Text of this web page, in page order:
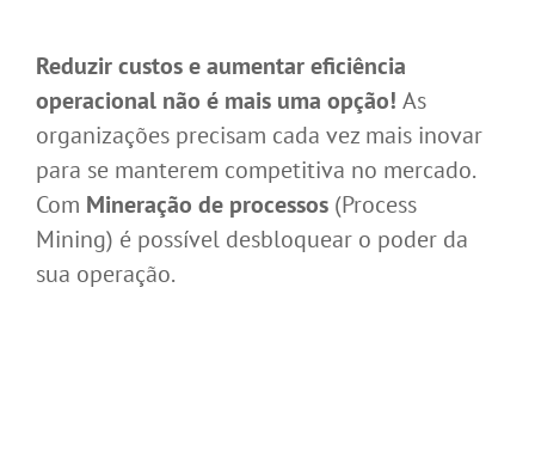
Reduzir custos e aumentar eficiência
operacional não é mais uma opção! As
organizações precisam cada vez mais inovar
para se manterem competitiva no mercado.
Com Mineração de processos (Process
Mining) é possível desbloquear o poder da
sua operação.